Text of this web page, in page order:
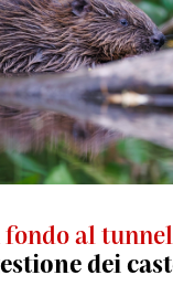
fondo al tunnel
dei